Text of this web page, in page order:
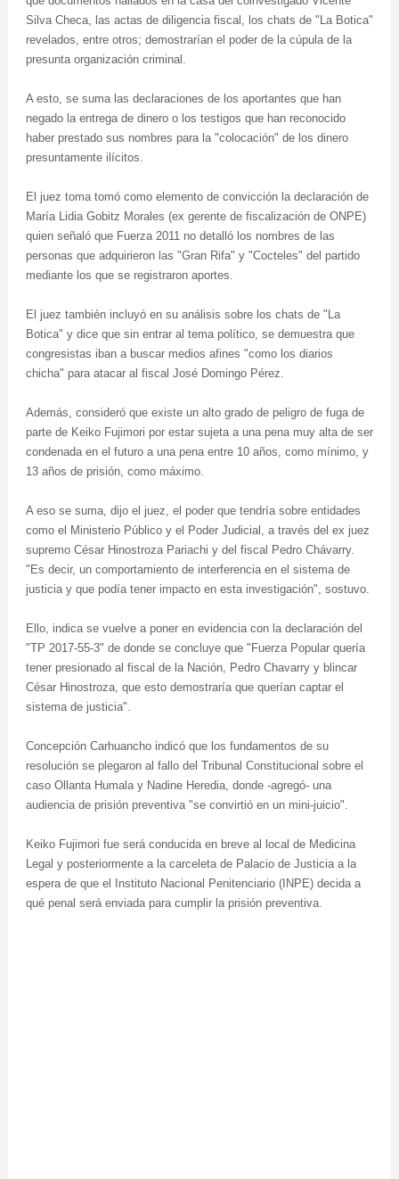
Silva Checa, las actas de diligencia fiscal, los chats de "La Botica"
revelados, entre otros; demostrarían el poder de la cúpula de la
presunta organización criminal.
A esto, se suma las declaraciones de los aportantes que han
negado la entrega de dinero o los testigos que han reconocido
haber prestado sus nombres para la "colocación" de los dinero
presuntamente ilícitos.
El juez toma tomó como elemento de convicción la declaración de
María Lidia Gobitz Morales (ex gerente de fiscalización de ONPE)
quien señaló que Fuerza 2011 no detalló los nombres de las
personas que adquirieron las "Gran Rifa" y "Cocteles" del partido
mediante los que se registraron aportes.
El juez también incluyó en su análisis sobre los chats de "La
Botica" y dice que sin entrar al tema político, se demuestra que
congresistas iban a buscar medios afines "como los diarios
chicha" para atacar al fiscal José Domingo Pérez.
Además, consideró que existe un alto grado de peligro de fuga de
parte de Keiko Fujimori por estar sujeta a una pena muy alta de ser
condenada en el futuro a una pena entre 10 años, como mínimo, y
13 años de prisión, como máximo.
A eso se suma, dijo el juez, el poder que tendría sobre entidades
como el Ministerio Público y el Poder Judicial, a través del ex juez
supremo César Hinostroza Pariachi y del fiscal Pedro Chávarry.
"Es decir, un comportamiento de interferencia en el sistema de
justicia y que podía tener impacto en esta investigación", sostuvo.
Ello, indica se vuelve a poner en evidencia con la declaración del
"TP 2017-55-3" de donde se concluye que "Fuerza Popular quería
tener presionado al fiscal de la Nación, Pedro Chavarry y blincar
César Hinostroza, que esto demostraría que querían captar el
sistema de justicia".
Concepción Carhuancho indicó que los fundamentos de su
resolución se plegaron al fallo del Tribunal Constitucional sobre el
caso Ollanta Humala y Nadine Heredia, donde -agregó- una
audiencia de prisión preventiva "se convirtió en un mini-juicio".
Keiko Fujimori fue será conducida en breve al local de Medicina
Legal y posteriormente a la carceleta de Palacio de Justicia a la
espera de que el Instituto Nacional Penitenciario (INPE) decida a
qué penal será enviada para cumplir la prisión preventiva.